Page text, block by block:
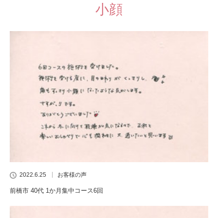
小顔
2022.6.25 お客様の声
前橋市 40代 1か月集中コース6回